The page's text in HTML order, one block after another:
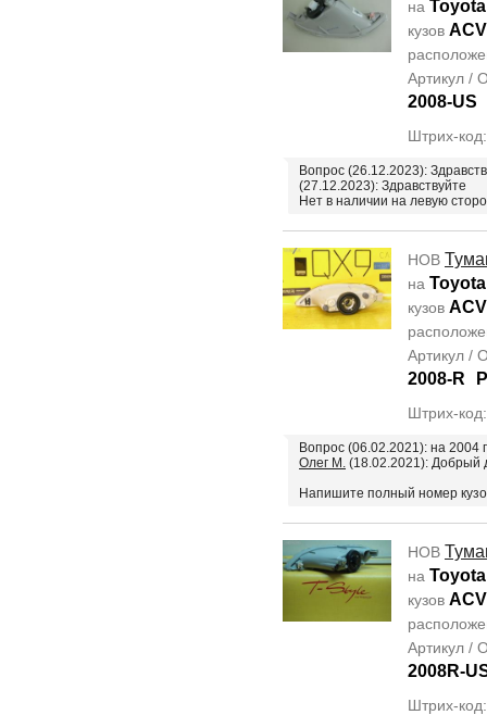
на
кузов
Артикул /
2008-US
Штрих-
Вопрос (26.12.2023):
(27.12.2023): Здравствуйте
Нет в наличии на левую
НОВ
на
кузов
Артикул /
2008-R
Штрих-
Вопрос (06.02.2021): на 2004
Олег М. (18.02.2021): Добрый
Напишите полный номер
НОВ
на
кузов
Артикул /
2008R-
Штрих-